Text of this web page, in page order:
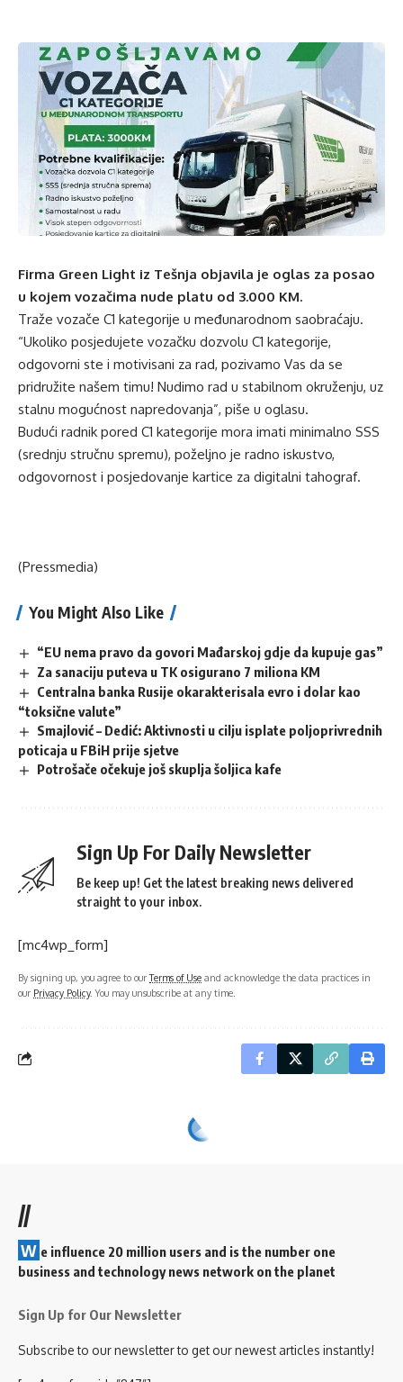
Firma Green Light iz Tešnja objavila je oglas za posao
u kojem vozačima nude platu od 3.000 KM.
Traže vozače C1 kategorije u međunarodnom saobraćaju.
“Ukoliko posjedujete vozačku dozvolu C1 kategorije,
odgovorni ste i motivisani za rad, pozivamo Vas da se
pridružite našem timu! Nudimo rad u stabilnom okruženju, uz
stalnu mogućnost napredovanja”, piše u oglasu.
Budući radnik pored C1 kategorije mora imati minimalno SSS
(srednju stručnu spremu), poželjno je radno iskustvo,
odgovornost i posjedovanje kartice za digitalni tahograf.
(Pressmedia)
You Might Also Like
“EU nema pravo da govori Mađarskoj gdje da kupuje gas”
Za sanaciju puteva u TK osigurano 7 miliona KM
Centralna banka Rusije okarakterisala evro i dolar kao
“toksične valute”
Smajlović – Dedić: Aktivnosti u cilju isplate poljoprivrednih
poticaja u FBiH prije sjetve
Potrošače očekuje još skuplja šoljica kafe
Sign Up For Daily Newsletter
Be keep up! Get the latest breaking news delivered
straight to your inbox.
[mc4wp_form]
By signing up, you agree to ourTerms of Use and acknowledge the data practices in
our Privacy Policy. You may unsubscribe at any time.
//
W e influence 20 million users and is the number one
business and technology news network on the planet
Sign Up for Our Newsletter
Subscribe to our newsletter to get our newest articles instantly!